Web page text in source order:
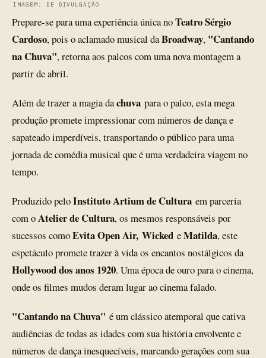
IMAGEM: DE DIVULGAÇÃO
Prepare-se para uma experiência única noTeatro Sérgio
Cardoso, pois o aclamado musical daBroadway, "Cantando
na Chuva", retorna aos palcos com uma nova montagem a
partir de abril.
Além de trazer a magia dachuva para o palco, esta mega
produção promete impressionar com números de dança e
sapateado imperdíveis, transportando o público para uma
jornada de comédia musical que é uma verdadeira viagem no
tempo.
Produzido peloInstituto Artium de Cultura em parceria
com oAtelier de Cultura, os mesmos responsáveis por
sucessos comoEvita Open Air, Wicked eMatilda, este
espetáculo promete trazer à vida os encantos nostálgicos da
Hollywood dos anos 1920. Uma época de ouro para o cinema,
onde os filmes mudos deram lugar ao cinema falado.
"Cantando na Chuva" é um clássico atemporal que cativa
audiências de todas as idades com sua história envolvente e
números de dança inesquecíveis, marcando gerações com sua